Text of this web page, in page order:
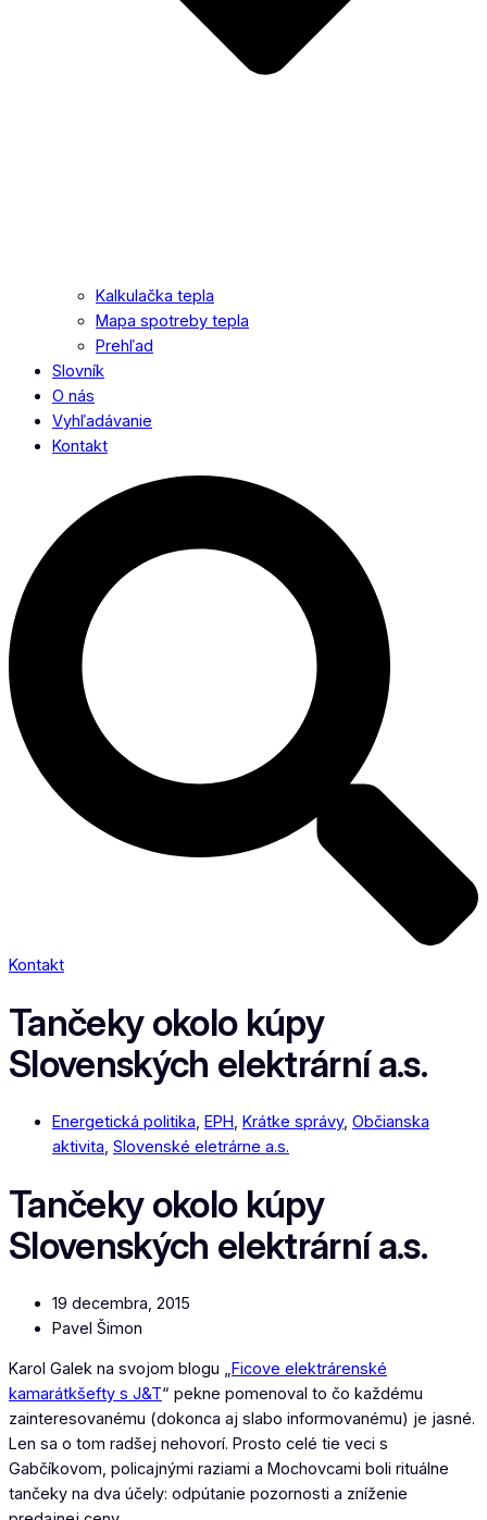
Kalkulačka tepla
Mapa spotreby tepla
Prehľad
Slovník
O nás
Vyhľadávanie
Kontakt
Kontakt
Tančeky okolo kúpy
Slovenských elektrární a.s.
Energetická politika, EPH, Krátke správy, Občianska
aktivita, Slovenské eletrárne a.s.
Tančeky okolo kúpy
Slovenských elektrární a.s.
19 decembra, 2015
Pavel Šimon
Karol Galek na svojom blogu „Ficove elektrárenské
kamarátkšefty s J&T“ pekne pomenoval to čo každému
zainteresovanému (dokonca aj slabo informovanému) je jasné.
Len sa o tom radšej nehovorí. Prosto celé tie veci s
Gabčíkovom, policajnými raziami a Mochovcami boli rituálne
tančeky na dva účely: odpútanie pozornosti a zníženie